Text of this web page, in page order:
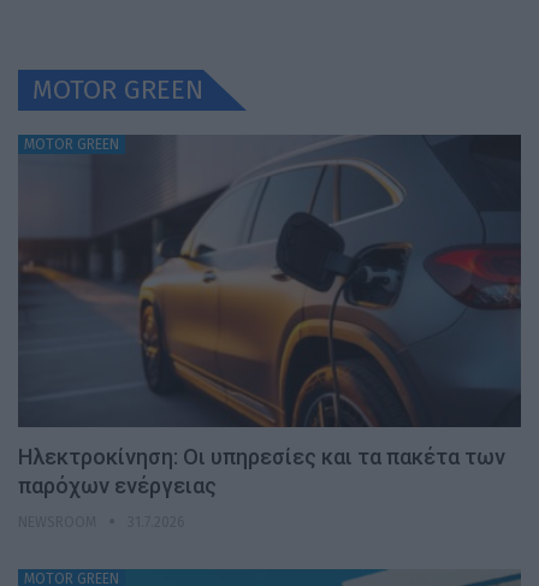
MOTOR GREEN
MOTOR GREEN
Ηλεκτροκίνηση: Οι υπηρεσίες και τα πακέτα των
παρόχων ενέργειας
MOTOR GREEN